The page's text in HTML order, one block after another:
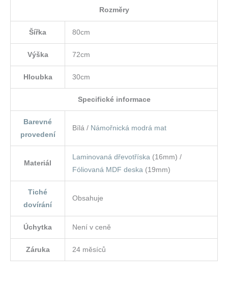
Rozměry
Šířka 80cm
Výška 72cm
Hloubka 30cm
Specifické informace
Barevné
provedení
Bílá / Námořnická modrá mat
Materiál
Laminovaná dřevotříska (16mm) /
Fóliovaná MDF deska (19mm)
Tiché
dovírání
Obsahuje
Úchytka Není v ceně
Záruka 24 měsíců